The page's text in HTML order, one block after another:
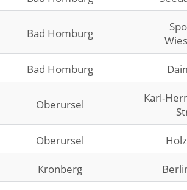
Bad Homburg
Bad Homburg
Oberursel
Karl-
Oberursel
Kronberg